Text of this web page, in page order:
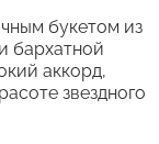
букетом из
бархатной
аккорд,
звездного